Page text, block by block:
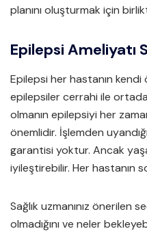
planını oluşturmak için
Epilepsi Ameliyatı
Epilepsi her hastanın kendi
epilepsiler cerrahi ile
olmanın epilepsiyi her
önemlidir. İşlemden
garantisi yoktur. Ancak
iyileştirebilir. Her hastanın
Sağlık uzmanınız önerilen
olmadığını ve neler